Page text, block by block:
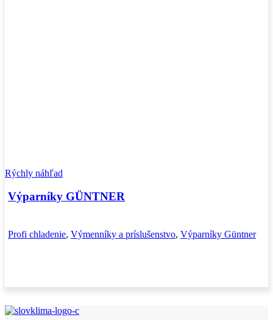
Rýchly náhľad
Výparníky GÜNTNER
Profi chladenie, Výmenníky a príslušenstvo, Výparníky Güntner